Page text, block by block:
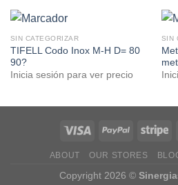
SIN CATEGORIZAR
TIFELL Codo Inox M-H D= 80
90?
Inicia sesión para ver precio
SIN
ABOUT OUR STORES
Copyright 2026 ©